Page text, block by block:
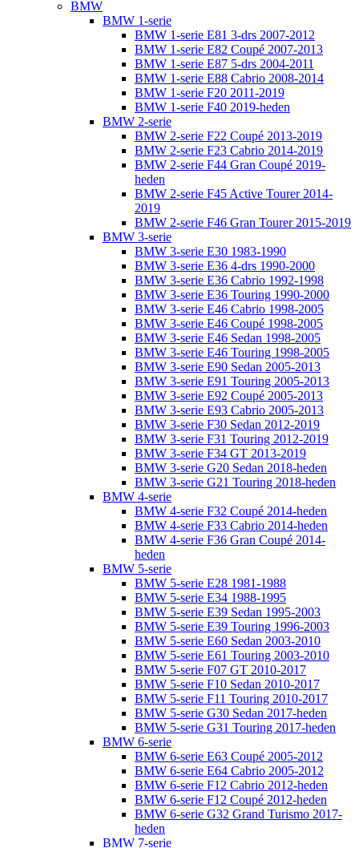
BMW
BMW 1-serie
BMW 1-serie E81 3-drs 2007-2012
BMW 1-serie E82 Coupé 2007-2013
BMW 1-serie E87 5-drs 2004-2011
BMW 1-serie E88 Cabrio 2008-2014
BMW 1-serie F20 2011-2019
BMW 1-serie F40 2019-heden
BMW 2-serie
BMW 2-serie F22 Coupé 2013-2019
BMW 2-serie F23 Cabrio 2014-2019
BMW 2-serie F44 Gran Coupé 2019-
heden
BMW 2-serie F45 Active Tourer 2014-
2019
BMW 2-serie F46 Gran Tourer 2015-2019
BMW 3-serie
BMW 3-serie E30 1983-1990
BMW 3-serie E36 4-drs 1990-2000
BMW 3-serie E36 Cabrio 1992-1998
BMW 3-serie E36 Touring 1990-2000
BMW 3-serie E46 Cabrio 1998-2005
BMW 3-serie E46 Coupé 1998-2005
BMW 3-serie E46 Sedan 1998-2005
BMW 3-serie E46 Touring 1998-2005
BMW 3-serie E90 Sedan 2005-2013
BMW 3-serie E91 Touring 2005-2013
BMW 3-serie E92 Coupé 2005-2013
BMW 3-serie E93 Cabrio 2005-2013
BMW 3-serie F30 Sedan 2012-2019
BMW 3-serie F31 Touring 2012-2019
BMW 3-serie F34 GT 2013-2019
BMW 3-serie G20 Sedan 2018-heden
BMW 3-serie G21 Touring 2018-heden
BMW 4-serie
BMW 4-serie F32 Coupé 2014-heden
BMW 4-serie F33 Cabrio 2014-heden
BMW 4-serie F36 Gran Coupé 2014-
heden
BMW 5-serie
BMW 5-serie E28 1981-1988
BMW 5-serie E34 1988-1995
BMW 5-serie E39 Sedan 1995-2003
BMW 5-serie E39 Touring 1996-2003
BMW 5-serie E60 Sedan 2003-2010
BMW 5-serie E61 Touring 2003-2010
BMW 5-serie F07 GT 2010-2017
BMW 5-serie F10 Sedan 2010-2017
BMW 5-serie F11 Touring 2010-2017
BMW 5-serie G30 Sedan 2017-heden
BMW 5-serie G31 Touring 2017-heden
BMW 6-serie
BMW 6-serie E63 Coupé 2005-2012
BMW 6-serie E64 Cabrio 2005-2012
BMW 6-serie F12 Cabrio 2012-heden
BMW 6-serie F12 Coupé 2012-heden
BMW 6-serie G32 Grand Turismo 2017-
heden
BMW 7-serie